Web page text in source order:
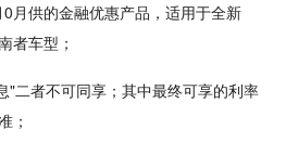
月供的金融优惠产品，适用于全新
者车型；
"二者不可同享；其中最终可享的利率
；